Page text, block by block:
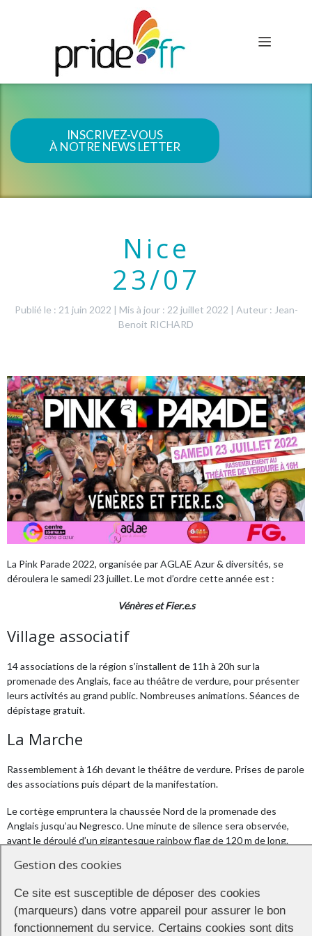
INSCRIVEZ-VOUS
À NOTRE NEWS LETTER
Nice
23/07
Publié le : 21 juin 2022 | Mis à jour : 22 juillet 2022 | Auteur : Jean-
Benoit RICHARD
La Pink Parade 2022, organisée par AGLAE Azur & diversités, se
déroulera le samedi 23 juillet. Le mot d’ordre cette année est :
Vénères et Fier.e.s
Village associatif
14 associations de la région s’installent de 11h à 20h sur la
promenade des Anglais, face au théâtre de verdure, pour présenter
leurs activités au grand public. Nombreuses animations. Séances de
dépistage gratuit.
La Marche
Rassemblement à 16h devant le théâtre de verdure. Prises de parole
des associations puis départ de la manifestation.
Le cortège empruntera la chaussée Nord de la promenade des
Anglais jusqu’au Negresco. Une minute de silence sera observée,
avant le déroulé d’un gigantesque rainbow flag de 120 m de long.
Les marcheurs passeront ensuite sur la chaussée sud pour rejoindre
terminer l’après-midi dans la bonne humeur, pendant 90mn des
animations artistiques se dérouleront sur la promenade.
Gestion des cookies
Ce site est susceptible de déposer des cookies
(marqueurs) dans votre appareil pour assurer le bon
fonctionnement du service. Certains cookies sont dits